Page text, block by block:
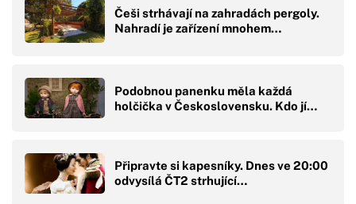
Češi strhávají na zahradách pergoly.
Nahradí je zařízení mnohem…
Podobnou panenku měla každá
holčička v Československu. Kdo jí…
Připravte si kapesníky. Dnes ve 20:00
odvysílá ČT2 strhující…